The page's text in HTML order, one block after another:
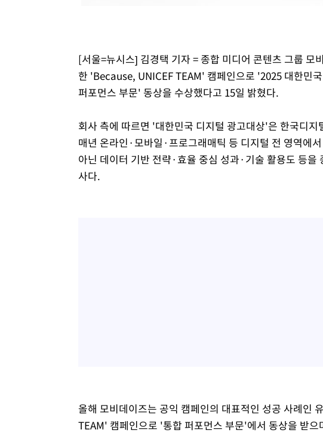
선재도서 해루질 나섰다 실종 60대, 닷새 만에 숨진 채 발견
남자 농구, 나고야 아시안게임서 '홈팀' 일본과 한일전
여수 오동도 해상서 모터보트 전복…1명 사망·1명 실종
축구협회 "압수수색·성접대 논란 사과…쇄신의 기회로 삼겠다"
[속보]'압수수색·성접대 논란' 축구협회 "실망과 걱정 안겨드려 죄송"
'최고 37도' 폭염 지속…강원동해안 최대 150㎜ 비
[속보]뉴욕증시 상승 마감…S&P 0.6% 나스닥 1.3%↑
[서울=뉴시스] 김경택 기자 = 종합 미디어 콘텐츠 그룹 모
한 'Because, UNICEF TEAM' 캠페인으로 '2025 대한민
퍼포먼스 부문' 동상을 수상했다고 15일 밝혔다.
회사 측에 따르면 '대한민국 디지털 광고대상'은 한국디
매년 온라인·모바일·프로그래매틱 등 디지털 전 영역에
아닌 데이터 기반 전략·효율 중심 성과·기술 활용도 등을
사다.
올해 모비데이즈는 공익 캠페인의 대표적인 성공 사례인
TEAM' 캠페인으로 '통합 퍼포먼스 부문'에서 동상을 받